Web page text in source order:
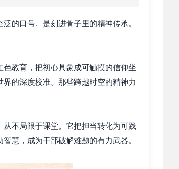
培训提质增效三大路径，揭…
训筑牢理想信念，探秘西…
的口号。是刻进骨子里的精神传承。
教育，把初心具象成可触摸的信仰坐
的深度校准。那些跨越时空的精神力
不局限于课堂。它把担当转化为可践
慧，成为干部破解难题的有力武器。